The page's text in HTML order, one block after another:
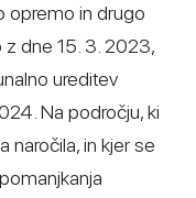
opremo in drugo
dne 15. 3. 2023,
ureditev
Na področju, ki
naročila, in kjer se